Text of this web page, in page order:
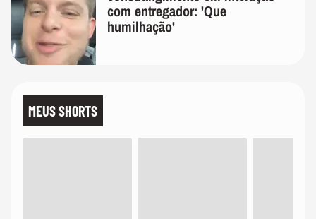
com entregador: 'Que
humilhação'
MEUS SHORTS